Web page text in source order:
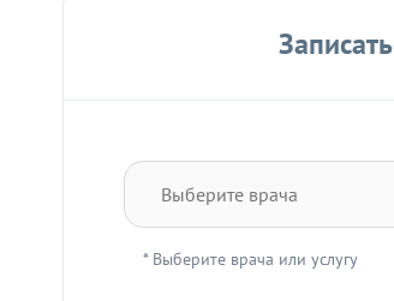
* Выберите врача или услугу